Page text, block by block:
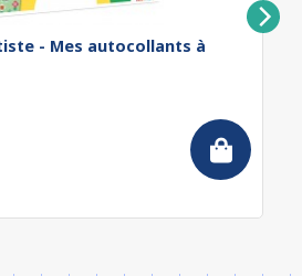
- Mes autocollants à